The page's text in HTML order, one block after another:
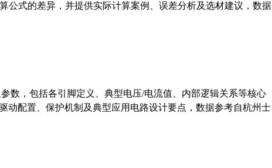
公式的差异，并提供实际计算案例、误差分析及选材建议，数据
数，包括各引脚定义、典型电压/电流值、内部逻辑关系等核心
动配置、保护机制及典型应用电路设计要点，数据参考自杭州士